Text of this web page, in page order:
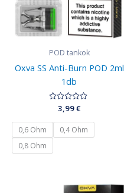
POD tankok
Oxva SS Anti-Burn POD 2ml
1db
Értékelés:
/
3,99€
0,6 Ohm
0,4 Ohm
0,8 Ohm